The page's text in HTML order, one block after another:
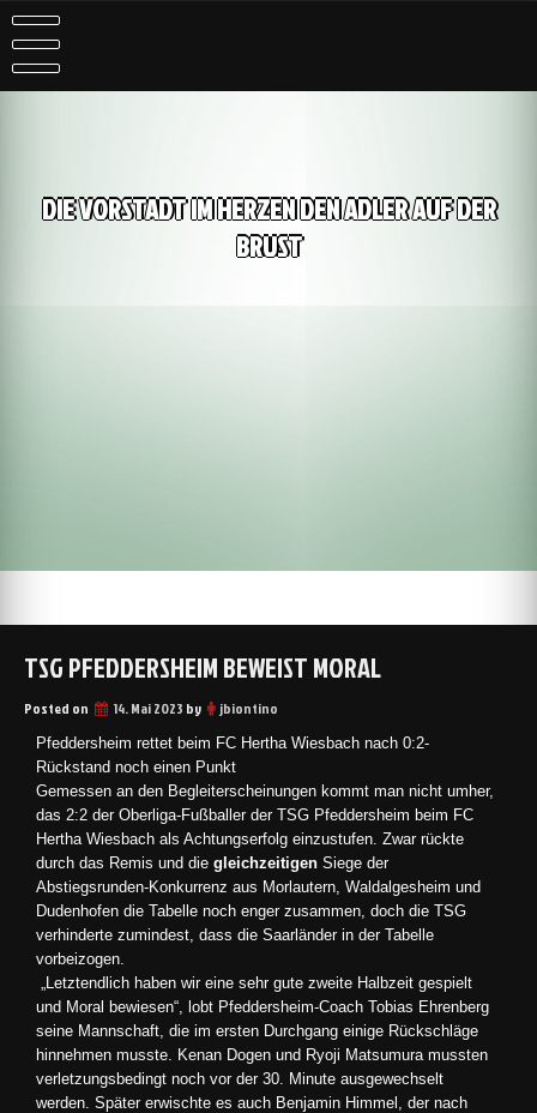
DIE VORSTADT IM HERZEN DEN ADLER AUF DER
BRUST
TSG PFEDDERSHEIM BEWEIST MORAL
Posted on 14. Mai 2023 by jbiontino
Pfeddersheim rettet beim FC Hertha Wiesbach nach 0:2-
Rückstand noch einen Punkt
Gemessen an den Begleiterscheinungen kommt man nicht umher,
das 2:2 der Oberliga-Fußballer der TSG Pfeddersheim beim FC
Hertha Wiesbach als Achtungserfolg einzustufen. Zwar rückte
durch das Remis und die gleichzeitigen Siege der
Abstiegsrunden-Konkurrenz aus Morlautern, Waldalgesheim und
Dudenhofen die Tabelle noch enger zusammen, doch die TSG
verhinderte zumindest, dass die Saarländer in der Tabelle
vorbeizogen.
„Letztendlich haben wir eine sehr gute zweite Halbzeit gespielt
und Moral bewiesen“, lobt Pfeddersheim-Coach Tobias Ehrenberg
seine Mannschaft, die im ersten Durchgang einige Rückschläge
hinnehmen musste. Kenan Dogen und Ryoji Matsumura mussten
verletzungsbedingt noch vor der 30. Minute ausgewechselt
werden. Später erwischte es auch Benjamin Himmel, der nach